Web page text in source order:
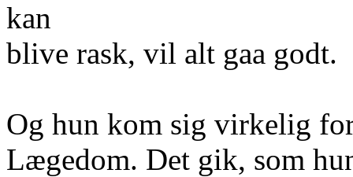
kan
blive rask, vil alt gaa godt.
Og hun kom sig virkelig
Lægedom. Det gik, som